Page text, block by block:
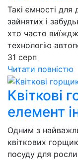
Такі ємності
зайнятих і
хто часто
технологію
31 серп
Читати повністю
Квіткові
елемент
Одним з
квіткових
посуду для